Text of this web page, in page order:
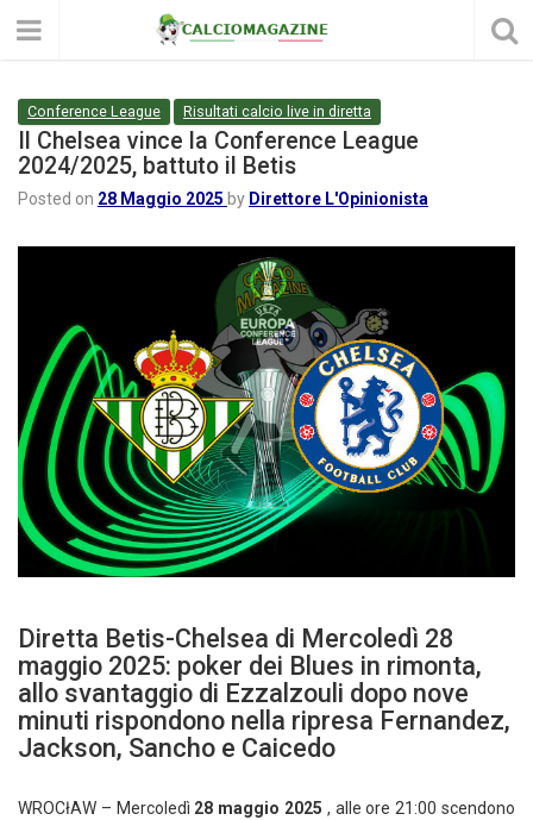
Conference League Risultati calcio live in diretta
Il Chelsea vince la Conference League
2024/2025, battuto il Betis
Posted on 28 Maggio 2025 by Direttore L'Opinionista
Diretta Betis-Chelsea di Mercoledì 28
maggio 2025: poker dei Blues in rimonta,
allo svantaggio di Ezzalzouli dopo nove
minuti rispondono nella ripresa Fernandez,
Jackson, Sancho e Caicedo
WROCłAW – Mercoledì 28 maggio 2025 , alle ore 21:00 scendono